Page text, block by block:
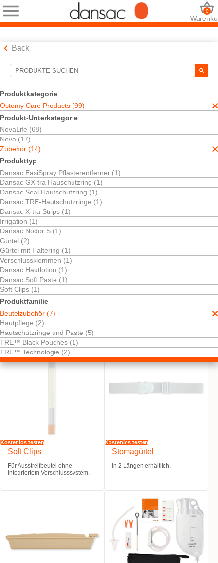
0
Back
Produktkategorie
Ostomy Care Products (99)
Produkt-Unterkategorie
NovaLife (68)
Nova (17)
Zubehör (14)
Produkttyp
Dansac EasiSpray Pflasterentferner (1)
Dansac GX-tra Hauschutzring (1)
Dansac Seal Hautschutzring (1)
Dansac TRE-Hautschutzringe (1)
Dansac X-tra Strips (1)
Irrigation (1)
Dansac Nodor S (1)
Gürtel (2)
Gürtel mit Haltering (1)
Verschlussklemmen (1)
Dansac Hautlotion (1)
Dansac Soft Paste (1)
Soft Clips (1)
Produktfamilie
Beutelzubehör (7)
Hautpflege (2)
Hautschutzringe und Paste (5)
TRE™ Black Pouches (1)
TRE™ Technologie (2)
Suchwerkzeuge
Ihre Auswahl:
Ostomy Care Products
Zubehör
Beutelzubehör
Ihre Auswahl hat7Ergebnisse ergeben
Sortieren nach:
Kostenlos testen
Stomagürtel schwarz Dansac Nodor S™
Diskretion.
Kostenlos testen
Soft Clips
Für Ausstreifbeutel ohne
integriertem Verschlusssystem.
Kostenlos testen
Stomagürtel
In 2 Längen erhältlich.